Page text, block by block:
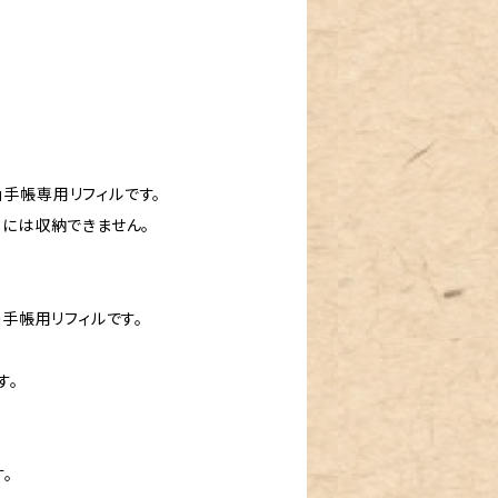
帳専用リフィルです。
は収納できません。
帳用リフィルです。